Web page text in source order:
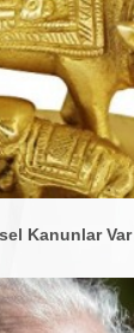
Kanunlar Var